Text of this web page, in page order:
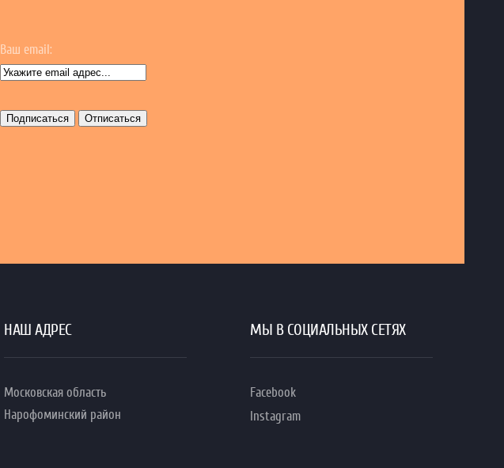
Ваш email:
НАШ АДРЕС
Московская область
Нарофоминский район
МЫ В СОЦИАЛЬНЫХ СЕТЯХ
Facebook
Instagram